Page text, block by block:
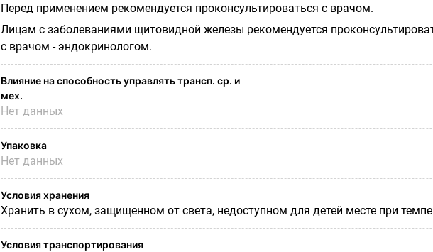
Перед применением рекомендуется проконсультироваться с врачом.
Лицам с заболеваниями щитовидной железы рекомендуется
с врачом - эндокринологом.
Влияние на способность управлять трансп. ср. и
мех.
Нет данных
Упаковка
Нет данных
Условия хранения
Хранить в сухом, защищенном от света, недоступном для детей месте при
Условия транспортирования